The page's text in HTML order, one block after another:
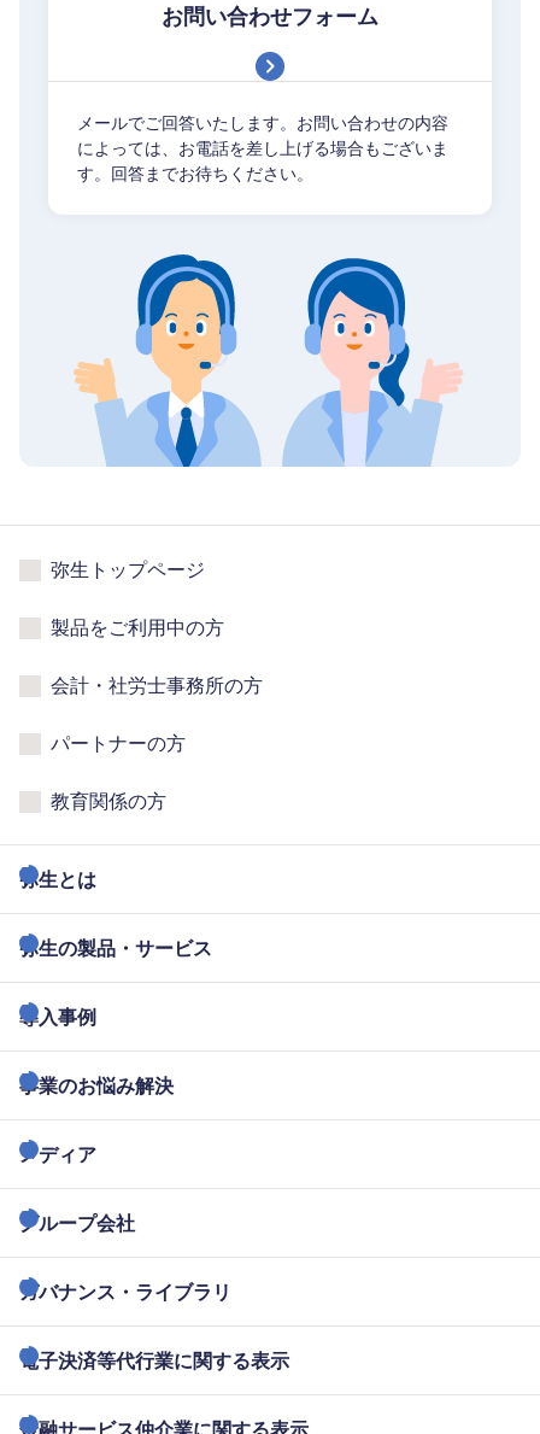
お問い合わせフォーム
メールでご回答いたします。お問い合わせの内容
によっては、お電話を差し上げる場合もございま
す。回答までお待ちください。
弥生トップページ
製品をご利用中の方
会計・社労士事務所の方
パートナーの方
教育関係の方
弥生とは
弥生の製品・サービス
導入事例
事業のお悩み解決
メディア
グループ会社
ガバナンス・ライブラリ
電子決済等代行業に関する表示